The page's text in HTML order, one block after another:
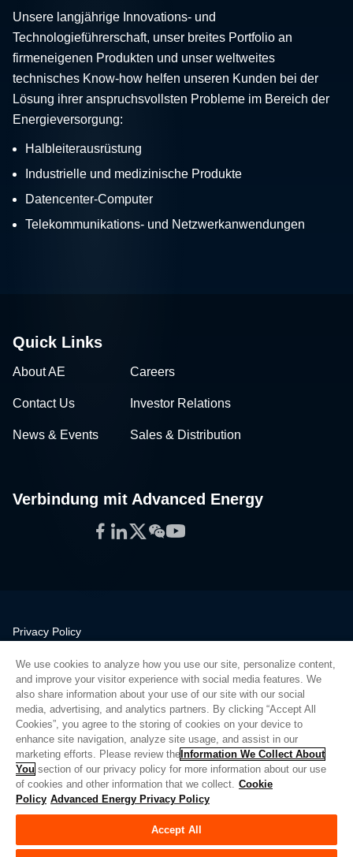
Unsere langjährige Innovations- und
Technologieführerschaft, unser breites Portfolio an
firmeneigenen Produkten und unser weltweites
technisches Know-how helfen unseren Kunden bei der
Lösung ihrer anspruchsvollsten Probleme im Bereich der
Energieversorgung:
Halbleiterausrüstung
Industrielle und medizinische Produkte
Datencenter-Computer
Telekommunikations- und Netzwerkanwendungen
Quick Links
About AE Careers
Contact Us Investor Relations
News & Events Sales & Distribution
Verbindung mit Advanced Energy
Facebook
LinkedIn
Twitter
WeChat
YouTube
Privacy Policy
Quality
Sitemap
Supplier Portal
UK Modern Slavery Act
Privacy Preferences
Do Not Sell or Share My Personal Information
Limit the Use of My Sensitive Personal Information
© Copyright 2026Advanced Energy | Bauen: 39545
We use cookies to analyze how you use our site, personalize content,
and improve your visitor experience with social media features. We
also share information about your use of our site with our social
media, advertising, and analytics partners. By clicking “Accept All
Cookies”, you agree to the storing of cookies on your device to
enhance site navigation, analyze site usage, and assist in our
marketing efforts. Please review the Information We Collect About
You section of our privacy policy for more information about our use
of cookies and other information that we collect. Cookie
Policy Advanced Energy Privacy Policy
Accept All